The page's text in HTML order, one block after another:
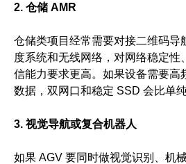
2. 仓储 AMR
仓储类项目经常需要对接二维码导
度系统和无线网络，对网络稳定性
信能力要求更高。如果设备需要高
数据，双网口和稳定 SSD 会比单
3. 视觉导航或复合机器人
如果 AGV 要同时做视觉识别、机